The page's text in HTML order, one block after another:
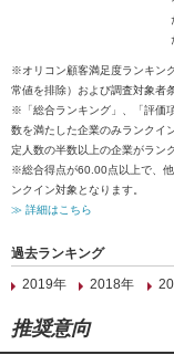
※オリコン顧客満足度ランキン
常値を排除）および調査対象者
※「総合ランキング」、「評価
数を満たした企業のみランクイ
定人数の半数以上の企業がラン
※総合得点が60.00点以上で、
ンクイン対象となります。
≫ 詳細はこちら
過去ランキング
2019年
2018年
推奨意向